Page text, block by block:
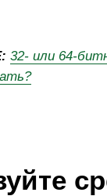
32- или 64-